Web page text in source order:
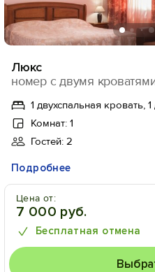
Люкс
номер с двумя
1 двухспальная кровать,
Комнат: 1
Гостей: 2
Подробнее
Цена от:
7 000 руб.
Бесплатная отмена